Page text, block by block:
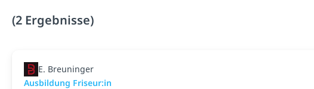
(2 Ergebnisse)
E. Breuninger
Ausbildung Friseur:in